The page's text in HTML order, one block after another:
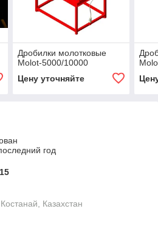
Дробилки молотковые
Molot-5000/10000
Цену уточняйте
год
Казахстан